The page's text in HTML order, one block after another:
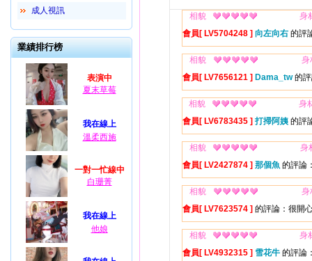
成人視訊
業績排行榜
表演中
夏末草莓
我在線上
溫柔西施
一對一忙線中
白珊菁
我在線上
他娘
相貌
身
會員[ LV5704248 ] 向左向右 的評
相貌
身
會員[ LV7656121 ] Dama_tw的評
相貌
身
會員[ LV6783435 ] 打掃阿姨 的評
相貌
身
會員[ LV2427874 ] 那個魚 的評論
相貌
身
會員[ LV7623574 ] 的評論：很開
相貌
身
會員[ LV4932315 ] 雪花牛 的評論